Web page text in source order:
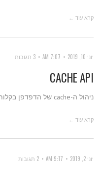
קרא עוד ←
יוני 10, 2019 7:07 AM 3 תגובות
CACHE API
ניהול ה-cache של הדפדפן בקלות.
קרא עוד ←
יוני 2, 2019 9:17 AM 2 תגובות